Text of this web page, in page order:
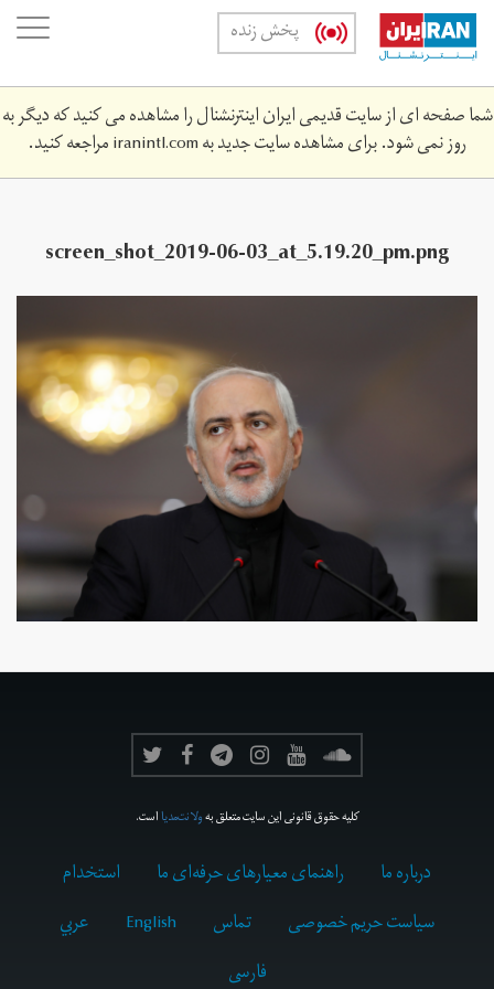
Skip
main
content
پخش زنده
شما صفحه ای از سایت قدیمی ایران اینترنشنال را مشاهده می کنید که دیگر به
روز نمی شود. برای مشاهده سایت جدید بهiranintl.comمراجعه کنید.
screen_shot_2019-06-03_at_5.‎19.‎20_pm.png
کلیه حقوق قانونی این سایت متعلق بهولانت‌مدیااست.
درباره ما راهنمای معیارهای حرفه‌ای ما
استخدام
سیاست حریم خصوصی
تماس English
عربي
فارسى